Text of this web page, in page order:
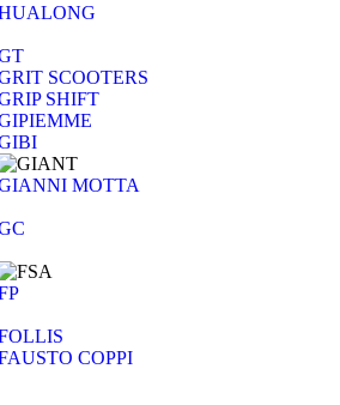
SCOOTERS
SHIFT
MOTTA
COPPI